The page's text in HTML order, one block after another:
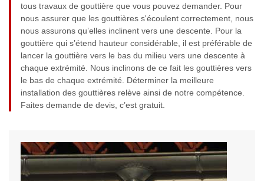
tous travaux de gouttière que vous pouvez demander. Pour
nous assurer que les gouttières s'écoulent correctement, nous
nous assurons qu’elles inclinent vers une descente. Pour la
gouttière qui s’étend hauteur considérable, il est préférable de
lancer la gouttière vers le bas du milieu vers une descente à
chaque extrémité. Nous inclinons de ce fait les gouttières vers
le bas de chaque extrémité. Déterminer la meilleure
installation des gouttières relève ainsi de notre compétence.
Faites demande de devis, c’est gratuit.